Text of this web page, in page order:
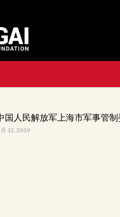
国人民解放军上海市军事管
月 12, 2019